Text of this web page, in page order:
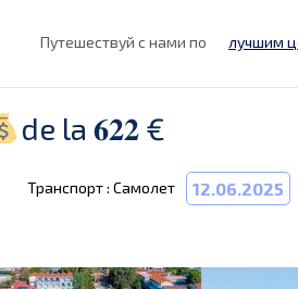
Путешествуй с нами по лучшим
de la 𝟔𝟐𝟐 €
Транспорт : Самолет 12.06.2025